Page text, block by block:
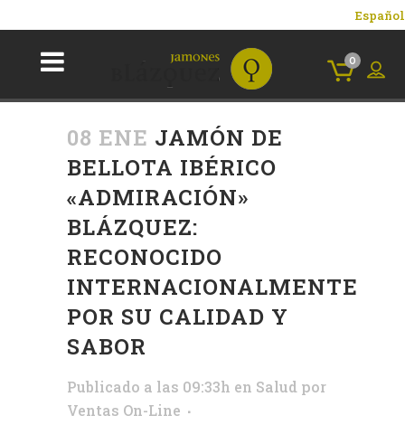
Español
0
08 ENE JAMÓN DE
BELLOTA IBÉRICO
«ADMIRACIÓN»
BLÁZQUEZ:
RECONOCIDO
INTERNACIONALMENTE
POR SU CALIDAD Y
SABOR
Publicado a las 09:33h en Salud por
Ventas On-Line